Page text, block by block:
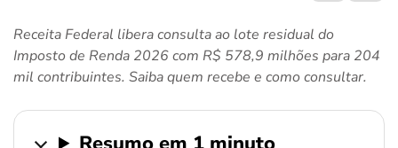
Receita Federal libera consulta ao lote residual do
Imposto de Renda 2026 com R$ 578,9 milhões para 204
mil contribuintes. Saiba quem recebe e como consultar.